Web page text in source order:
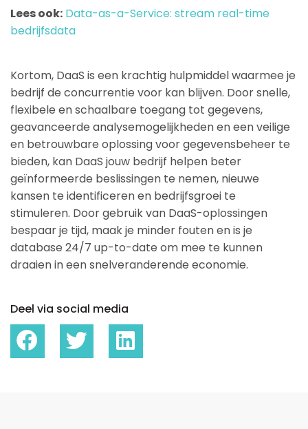
Lees ook: Data-as-a-Service: stream real-time
bedrijfsdata
Kortom, DaaS is een krachtig hulpmiddel waarmee je
bedrijf de concurrentie voor kan blijven. Door snelle,
flexibele en schaalbare toegang tot gegevens,
geavanceerde analysemogelijkheden en een veilige
en betrouwbare oplossing voor gegevensbeheer te
bieden, kan DaaS jouw bedrijf helpen beter
geïnformeerde beslissingen te nemen, nieuwe
kansen te identificeren en bedrijfsgroei te
stimuleren. Door gebruik van DaaS-oplossingen
bespaar je tijd, maak je minder fouten en is je
database 24/7 up-to-date om mee te kunnen
draaien in een snelveranderende economie.
Deel via social media